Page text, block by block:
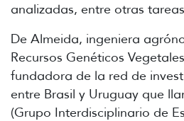
analizadas, entre otras
De Almeida, ingeniera
Recursos Genéticos
fundadora de la red de
entre Brasil y Uruguay que
(Grupo Interdisciplinario de